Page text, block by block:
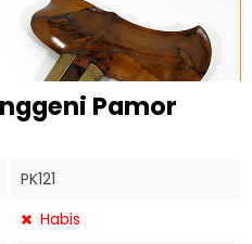
Pamor
PK121
Habis